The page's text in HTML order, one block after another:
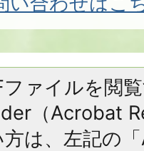
ファイルを閲
（Acrobat
は、左記の